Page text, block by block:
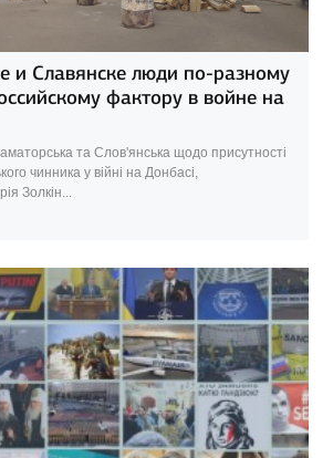
и Славянске люди по-разному
фактору в войне на
та Слов'янська щодо присутності
чинника у війні на Донбасі,
Золкін...